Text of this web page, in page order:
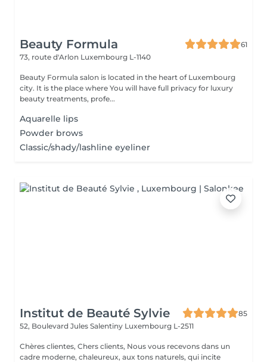
Beauty Formula
61
73, route d'Arlon Luxembourg L-1140
Beauty Formula salon is located in the heart of Luxembourg
city. It is the place where You will have full privacy for luxury
beauty treatments, profe...
Aquarelle lips
Powder brows
Classic/shady/lashline eyeliner
Institut de Beauté Sylvie
85
52, Boulevard Jules Salentiny Luxembourg L-2511
Chères clientes, Chers clients, Nous vous recevons dans un
cadre moderne, chaleureux, aux tons naturels, qui incite